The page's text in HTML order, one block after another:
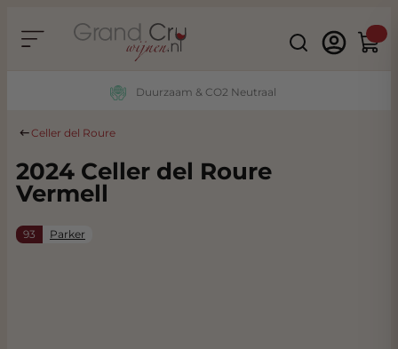
Search
Duurzaam & CO2 Neutraal
Celler del Roure
2024 Celler del Roure
Vermell
93 Parker